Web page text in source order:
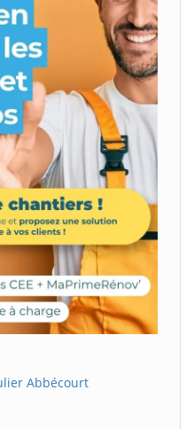
Abbécourt